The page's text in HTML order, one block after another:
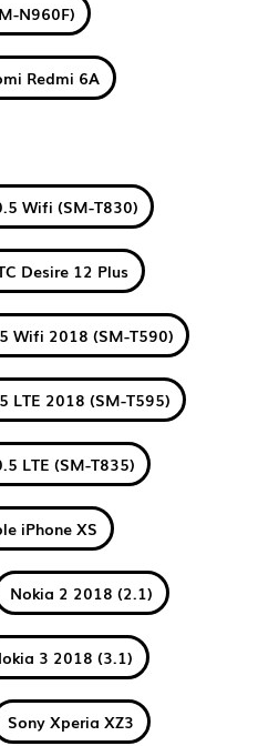
N960F)
Redmi 6A
Wifi (SM-T830)
Desire 12 Plus
Wifi 2018 (SM-T590)
LTE 2018 (SM-T595)
LTE (SM-T835)
iPhone XS
Nokia 2 2018 (2.1)
3 2018 (3.1)
Sony Xperia XZ3